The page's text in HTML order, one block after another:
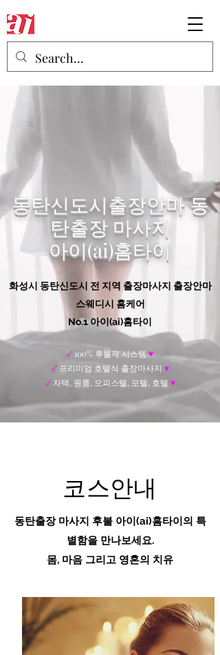
동탄신도시출장안마 동
탄출장 마사지
​아이(ai)홈타이
화성시 동탄신도시 전 지역 출장마사지 출장안마
스웨디시 홈케어
No.1 아이(ai)홈타이
✓ 100% 후불제 시스템 ♥
✓프리미엄 호텔식 출장마사지 ♥
✓자택, 원룸, 오피스텔, 모텔, 호텔 ♥
코스안내
동탄출장 마사지 후불 아이(ai)홈타이의 특
별함을 만나보세요.
​몸, 마음 그리고 영혼의 치유